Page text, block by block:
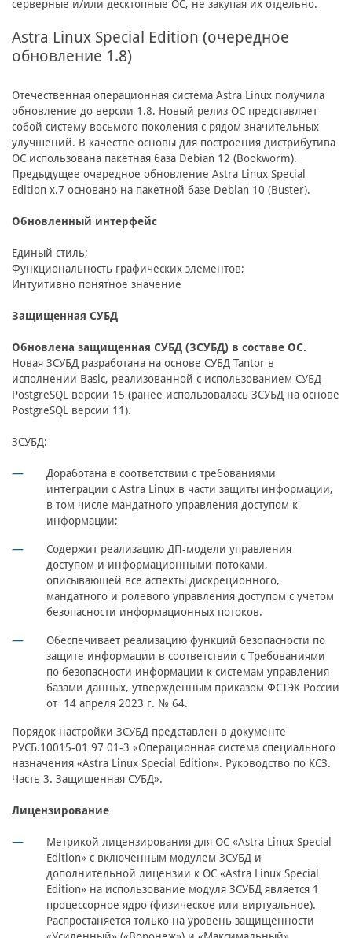
серверные и/или десктопные ОС, не закупая их отдельно.
Astra Linux Special Edition (очередное
обновление 1.8)
Отечественная операционная система Astra Linux получила
обновление до версии 1.8. Новый релиз ОС представляет
собой систему восьмого поколения с рядом значительных
улучшений. В качестве основы для построения дистрибутива
ОС использована пакетная база Debian 12 (Bookworm).
Предыдущее очередное обновление Astra Linux Special
Edition x.7 основано на пакетной базе Debian 10 (Buster).
Обновленный интерфейс
Единый стиль;
Функциональность графических элементов;
Интуитивно понятное значение
Защищенная СУБД
Обновлена защищенная СУБД (ЗСУБД) в составе ОС.
Новая ЗСУБД разработана на основе СУБД Tantor в
исполнении Basic, реализованной с использованием СУБД
PostgreSQL версии 15 (ранее использовалась ЗСУБД на основе
PostgreSQL версии 11).
ЗСУБД:
Доработана в соответствии с требованиями
интеграции с Astra Linux в части защиты информации,
в том числе мандатного управления доступом к
информации;
Содержит реализацию ДП-модели управления
доступом и информационными потоками,
описывающей все аспекты дискреционного,
мандатного и ролевого управления доступом с учетом
безопасности информационных потоков.
Обеспечивает реализацию функций безопасности по
защите информации в соответствии с Требованиями
по безопасности информации к системам управления
базами данных, утвержденным приказом ФСТЭК России
от 14 апреля 2023 г. № 64.
Порядок настройки ЗСУБД представлен в документе
РУСБ.10015-01 97 01-3 «Операционная система специального
назначения «Astra Linux Special Edition». Руководство по КСЗ.
Часть 3. Защищенная СУБД».
Лицензирование
Метрикой лицензирования для ОС «Astra Linux Special
Edition» с включенным модулем ЗСУБД и
дополнительной лицензии к ОС «Astra Linux Special
Edition» на использование модуля ЗСУБД является 1
процессорное ядро (физическое или виртуальное).
Распростаняется только на уровень защищенности